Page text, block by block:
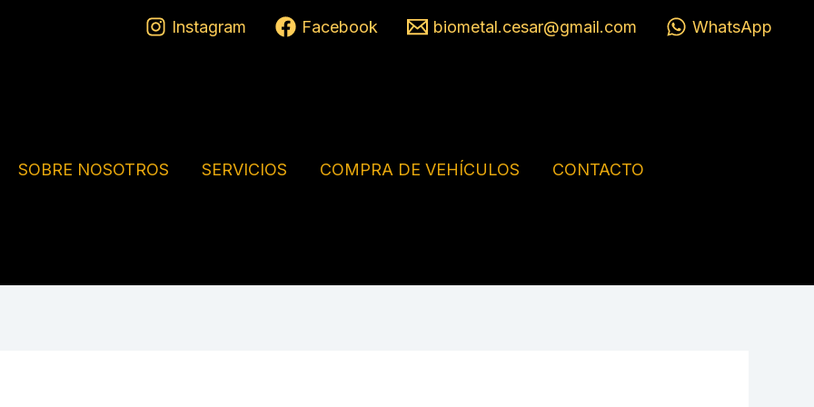
Instagram Facebook biometal.cesar@gmail.com WhatsApp
SOBRE NOSOTROS SERVICIOS COMPRA DE VEHÍCULOS CONTACTO